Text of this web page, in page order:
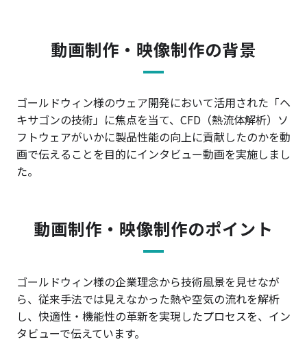
動画制作・映像制作の背景
ゴールドウィン様のウェア開発において活用された「ヘ
キサゴンの技術」に焦点を当て、CFD（熱流体解析）ソ
フトウェアがいかに製品性能の向上に貢献したのかを動
画で伝えることを目的にインタビュー動画を実施しまし
た。
動画制作・映像制作のポイント
ゴールドウィン様の企業理念から技術風景を見せなが
ら、従来手法では見えなかった熱や空気の流れを解析
し、快適性・機能性の革新を実現したプロセスを、イン
タビューで伝えています。